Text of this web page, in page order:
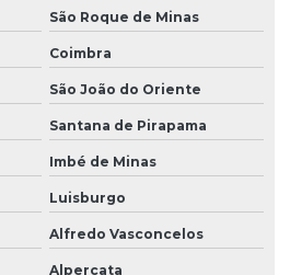
São Roque de Minas
Coimbra
São João do Oriente
Santana de Pirapama
Imbé de Minas
Luisburgo
Alfredo Vasconcelos
Alpercata